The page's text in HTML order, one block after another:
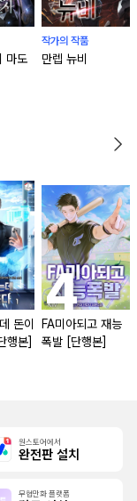
마도
작가의 작품
만렙 뉴비
돈이
행본]
FA미아되고 재능
폭발 [단행본]
원스토어에서
완전판 설치
무협만화 플랫폼